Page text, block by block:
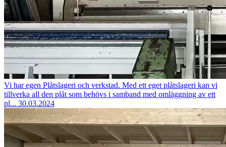
Vi har egen Plåtslageri och verkstad. Med ett eget plåtslageri kan vi
tillverka all den plåt som behövs i samband med omläggning av ett
pl... 30.03.2024